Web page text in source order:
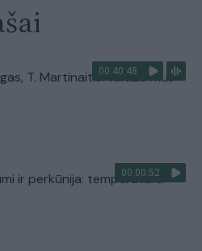
00:40:48
T. Martinaitis: valdžia mus
00:00:52
ir perkūnija: temperatūra